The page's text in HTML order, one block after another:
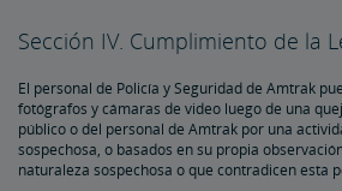
Sección IV. Cumplimiento de la
El personal de Policía y Seguridad de Amtrak
fotógrafos y cámaras de video luego de una
público o del personal de Amtrak por una
sospechosa, o basados en su propia
naturaleza sospechosa o que contradicen esta